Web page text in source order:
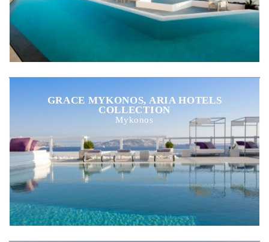
GRACE MYKONOS, ARIA HOTELS
COLLECTION
Mykonos